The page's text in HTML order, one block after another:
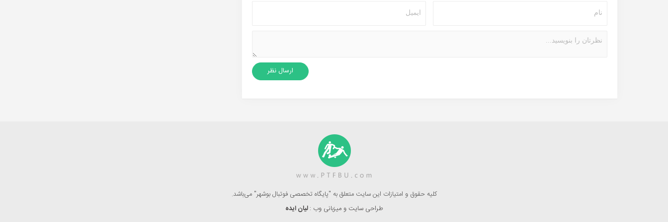
کلیه حقوق و امتیازات این سایت متعلق به "پایگاه تخصصی فوتبال بوشهر" می‌باشد.
طراحی سایت و میزبانی وب :لیان ایده